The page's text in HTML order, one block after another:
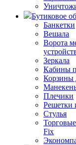
Бутиковое
Банкетки
Вешала
Ворота
Зеркала
Кабины
Корзины
Плечики
Решетки
Стулья
Fix